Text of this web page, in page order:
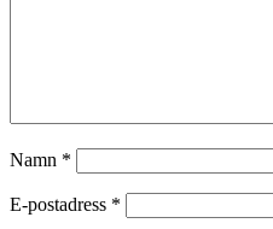
Namn *
E-postadress *